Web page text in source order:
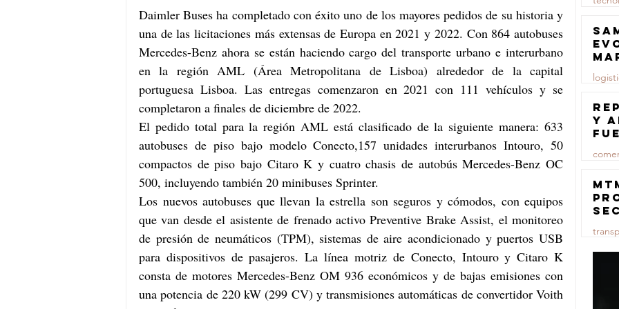
Daimler Buses ha completado con éxito uno de los mayores pedidos de su historia y
una de las licitaciones más extensas de Europa en 2021 y 2022. Con 864 autobuses
Mercedes-Benz ahora se están haciendo cargo del transporte urbano e interurbano
en la región AML (Área Metropolitana de Lisboa) alrededor de la capital
portuguesa Lisboa. Las entregas comenzaron en 2021 con 111 vehículos y se
completaron a finales de diciembre de 2022.
El pedido total para la región AML está clasificado de la siguiente manera: 633
autobuses de piso bajo modelo Conecto,157 unidades interurbanos Intouro, 50
compactos de piso bajo Citaro K y cuatro chasis de autobús Mercedes-Benz OC
500, incluyendo también 20 minibuses Sprinter.
Los nuevos autobuses que llevan la estrella son seguros y cómodos, con equipos
que van desde el asistente de frenado activo Preventive Brake Assist, el monitoreo
de presión de neumáticos (TPM), sistemas de aire acondicionado y puertos USB
para dispositivos de pasajeros. La línea motriz de Conecto, Intouro y Citaro K
consta de motores Mercedes-Benz OM 936 económicos y de bajas emisiones con
una potencia de 220 kW (299 CV) y transmisiones automáticas de convertidor Voith
23 jul
23 jul
y
23 jul